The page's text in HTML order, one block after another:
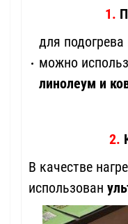
1.
для подогрева
можно
линолеум и
2.
В качестве
использован